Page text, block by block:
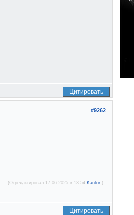
Цитировать
#9262
(Отредактировал 17-06-2025 в 13:54 Kantor.)
Цитировать